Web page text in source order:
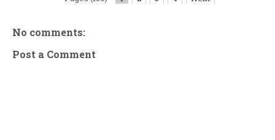
No comments:
Post a Comment